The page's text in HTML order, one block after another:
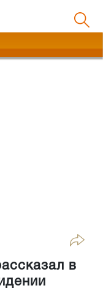
в